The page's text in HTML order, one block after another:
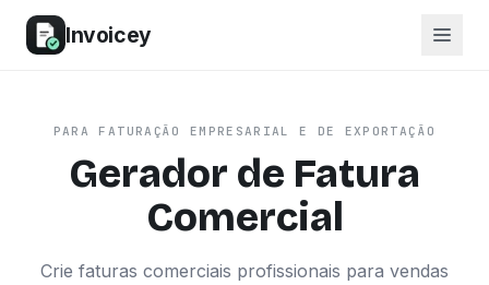
Invoicey
PARA FATURAÇÃO EMPRESARIAL E DE EXPORTAÇÃO
Gerador de Fatura
Comercial
Crie faturas comerciais profissionais para vendas